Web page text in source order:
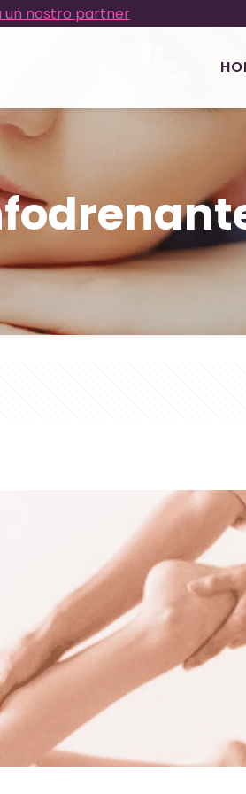
un nostro partner